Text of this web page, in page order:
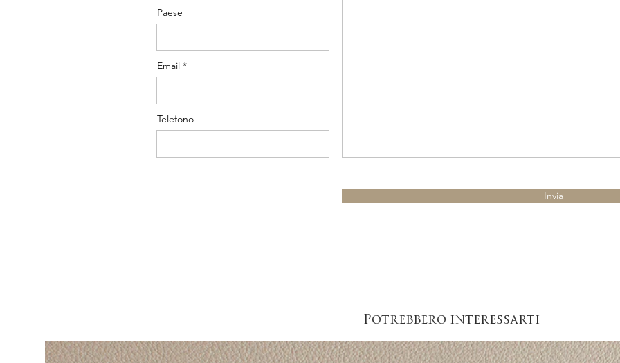
Paese
Email
Telefono
Invia
Potrebbero interessarti